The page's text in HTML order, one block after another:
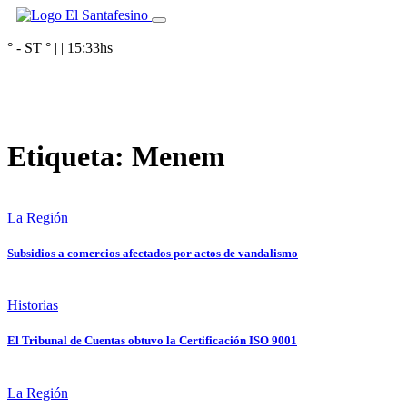
° - ST ° | | 15:33hs
Etiqueta: Menem
La Región
Subsidios a comercios afectados por actos de vandalismo
Historias
El Tribunal de Cuentas obtuvo la Certificación ISO 9001
La Región